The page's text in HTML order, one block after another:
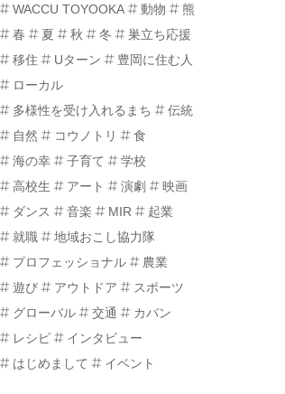
WACCU TOYOOKA
動物
熊
春
夏 秋 冬
巣立ち応援
移住
Uターン
豊岡に住む人
ローカル
多様性を受け入れるまち
伝統
自然
コウノトリ
食
海の幸
子育て
学校
高校生
アート 演劇
映画
ダンス
音楽 MIR
起業
就職
地域おこし協力隊
プロフェッショナル
農業
遊び
アウトドア
スポーツ
グローバル
交通
カバン
レシピ
インタビュー
はじめまして
イベント